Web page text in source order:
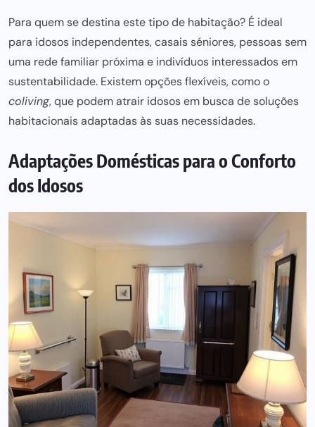
Para quem se destina este tipo de habitação? É ideal
para idosos independentes, casais séniores, pessoas sem
uma rede familiar próxima e indivíduos interessados em
sustentabilidade. Existem opções flexíveis, como o
coliving, que podematrair idososem busca de soluções
habitacionais adaptadas às suas necessidades.
Adaptações Domésticas para o Conforto
dos Idosos